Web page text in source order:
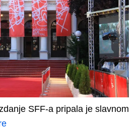
SFF-a pripala je slavnom